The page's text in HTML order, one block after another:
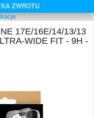
ZWROTU
17E/16E/14/13/13
WIDE FIT - 9H -